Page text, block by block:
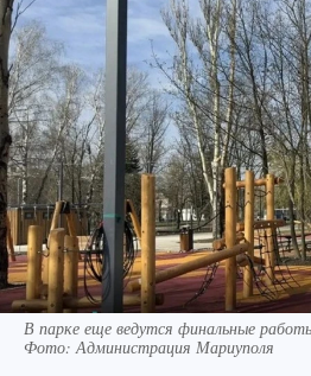
В парке еще ведутся финальные
Фото: Администрация Мариуполя